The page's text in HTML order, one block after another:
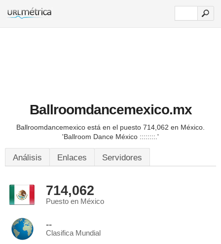
Ballroomdancemexico.mx
Ballroomdancemexico está en el puesto 714,062 en México.
'Ballroom Dance México ::::::::.'
Análisis Enlaces Servidores
714,062
Puesto en México
--
Clasifica Mundial